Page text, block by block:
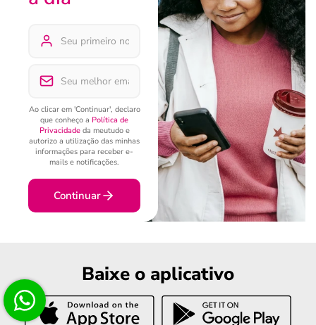
Ao clicar em 'Continuar', declaro
que conheço a Política de
Privacidadeda meutudo e
autorizo a utilização das minhas
informações para receber e-
mails e notificações.
Continuar
Baixe o aplicativo